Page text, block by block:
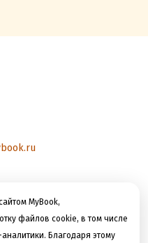
MyBook,
файлов cookie, в том числе
Благодаря этому